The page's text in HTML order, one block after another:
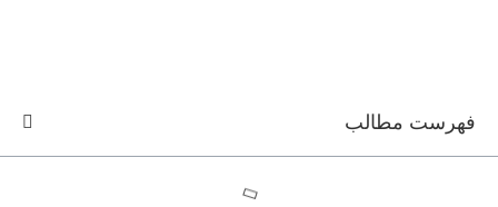
فهرست مطالب